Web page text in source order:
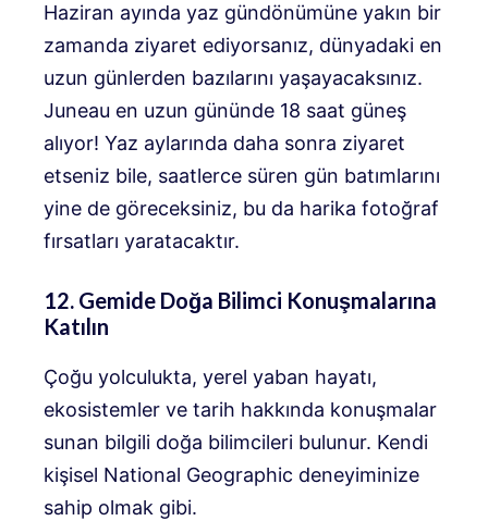
Haziran ayında yaz gündönümüne yakın bir
zamanda ziyaret ediyorsanız, dünyadaki en
uzun günlerden bazılarını yaşayacaksınız.
Juneau en uzun gününde 18 saat güneş
alıyor! Yaz aylarında daha sonra ziyaret
etseniz bile, saatlerce süren gün batımlarını
yine de göreceksiniz, bu da harika fotoğraf
fırsatları yaratacaktır.
12. Gemide Doğa Bilimci Konuşmalarına
Katılın
Çoğu yolculukta, yerel yaban hayatı,
ekosistemler ve tarih hakkında konuşmalar
sunan bilgili doğa bilimcileri bulunur. Kendi
kişisel National Geographic deneyiminize
sahip olmak gibi.